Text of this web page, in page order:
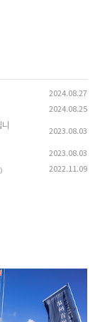
2024.08.27
2024.08.25
2023.08.03
2023.08.03
2022.11.09